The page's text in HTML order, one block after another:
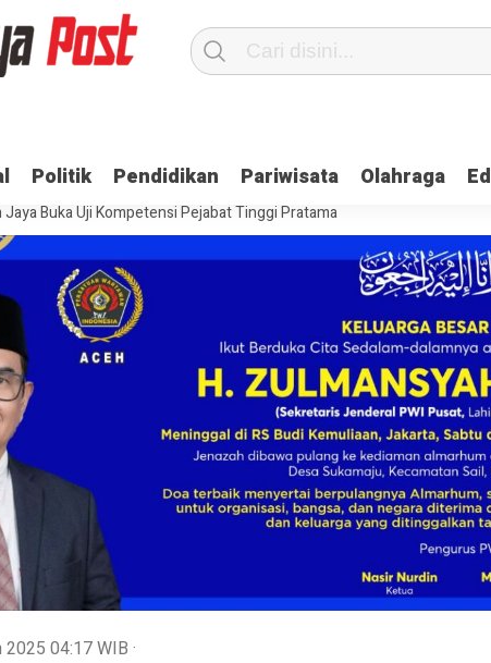
Politik Pendidikan Pariwisata Olahraga
Aceh Jaya Belum Terima Gaji
Ulama dan Pj Bupati Aceh Jaya
Polda Aceh Ditangkap, Ini Kasusnya
Saat Proses Sortir,
Buka Uji Kompetensi Pejabat Tinggi Pratama
2025 04:17WIB ·